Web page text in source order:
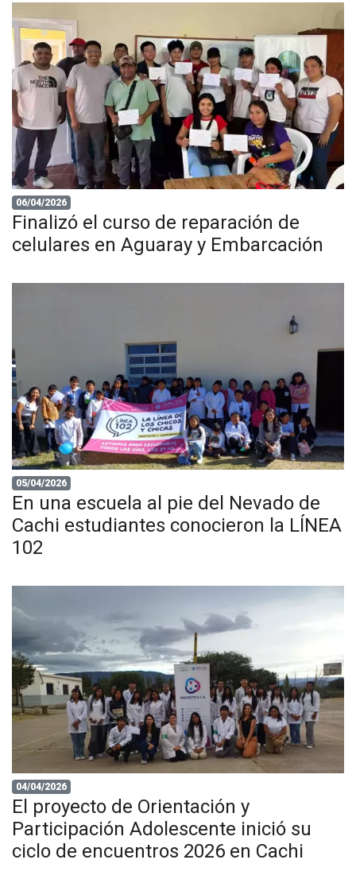
06/04/2026
Finalizó el curso de reparación de
celulares en Aguaray y Embarcación
05/04/2026
En una escuela al pie del Nevado de
Cachi estudiantes conocieron la LÍNEA
102
04/04/2026
El proyecto de Orientación y
Participación Adolescente inició su
ciclo de encuentros 2026 en Cachi